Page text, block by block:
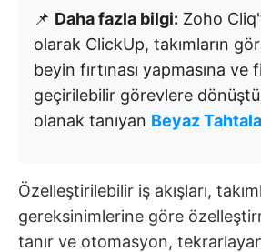
📌 Daha fazla bilgi: Zoho
olarak ClickUp, takımların
beyin fırtınası yapmasına
geçirilebilir görevlere
olanak tanıyan Beyaz
Özelleştirilebilir iş akışları,
gereksinimlerine göre
tanır ve otomasyon,